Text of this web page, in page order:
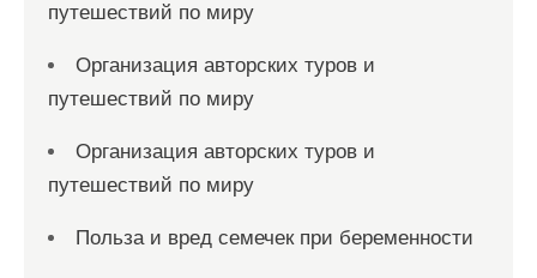
путешествий по миру
Организация авторских туров и
путешествий по миру
Организация авторских туров и
путешествий по миру
Польза и вред семечек при беременности